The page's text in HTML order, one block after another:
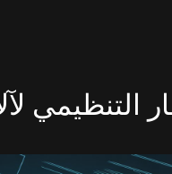
التنظيمي